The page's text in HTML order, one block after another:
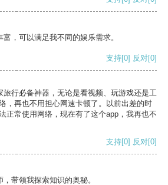
，可以满足我不同的娱乐需求。
支持[0] 反对[0]
旅行必备神器，无论是看视频、玩游戏还是工
，再也不用担心网速卡顿了。以前出差的时
正常使用网络，现在有了这个app，我再也不
支持[0] 反对[0]
带领我探索知识的奥秘。